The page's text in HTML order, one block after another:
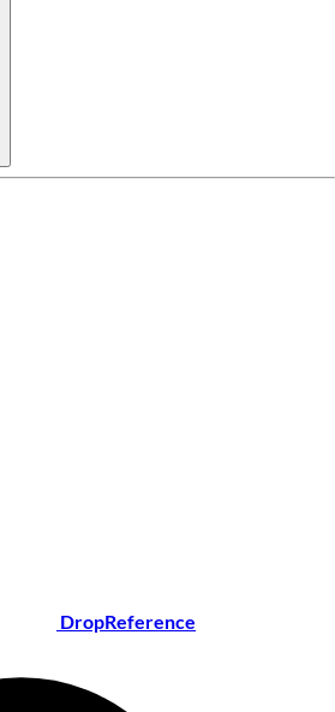
DropReference